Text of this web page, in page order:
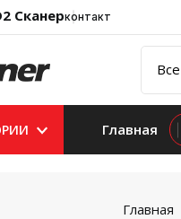
Сканерконтакт
Главная
Главная